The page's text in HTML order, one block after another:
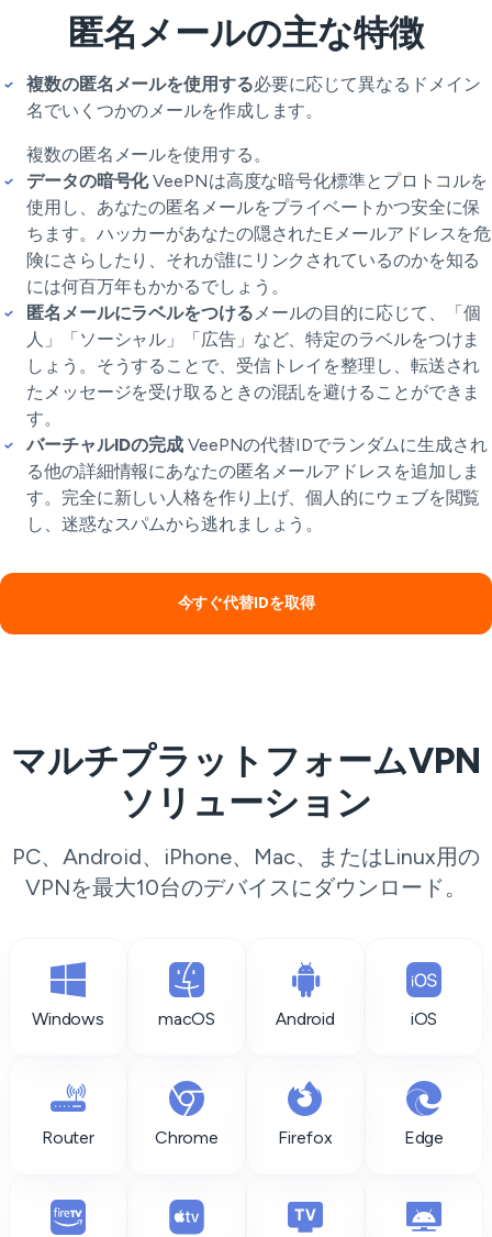
匿名メールの主な特徴
複数の匿名メールを使用する必要に応じて異なるドメイン
名でいくつかのメールを作成します。
複数の匿名メールを使用する。
データの暗号化VeePNは高度な暗号化標準とプロトコルを
使用し、あなたの匿名メールをプライベートかつ安全に保
ちます。ハッカーがあなたの隠されたEメールアドレスを危
険にさらしたり、それが誰にリンクされているのかを知る
には何百万年もかかるでしょう。
匿名メールにラベルをつけるメールの目的に応じて、「個
人」「ソーシャル」「広告」など、特定のラベルをつけま
しょう。そうすることで、受信トレイを整理し、転送され
たメッセージを受け取るときの混乱を避けることができま
す。
バーチャルIDの完成 VeePNの代替IDでランダムに生成され
る他の詳細情報にあなたの匿名メールアドレスを追加しま
す。完全に新しい人格を作り上げ、個人的にウェブを閲覧
し、迷惑なスパムから逃れましょう。
今すぐ代替IDを取得
マルチプラットフォームVPN
ソリューション
PC、Android、iPhone、Mac、またはLinux用の
VPNを最大10台のデバイスにダウンロード。
Windows macOS Android iOS
Router Chrome Firefox Edge